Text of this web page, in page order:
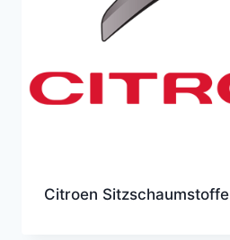
Citroen Sitzschaumstoffe